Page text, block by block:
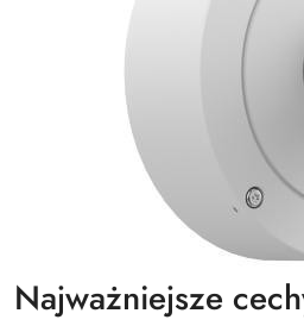
Najważniejsze